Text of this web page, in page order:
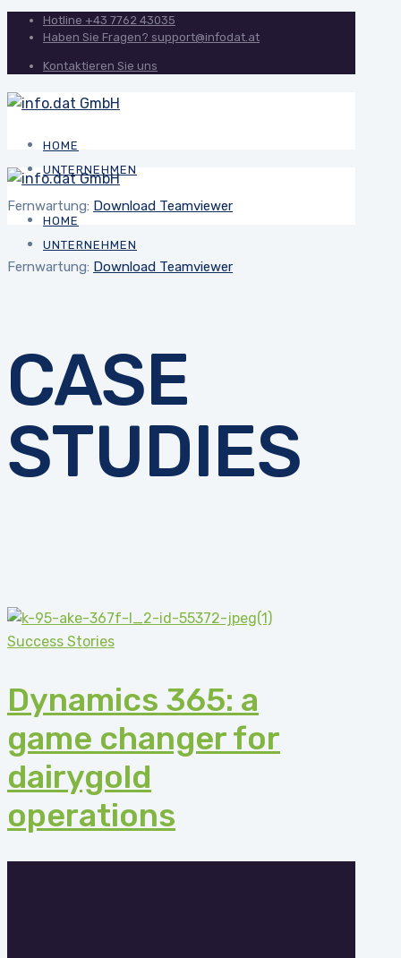
Hotline +43 7762 43035
Haben Sie Fragen? support@infodat.at
Kontaktieren Sie uns
HOME
UNTERNEHMEN
Fernwartung: Download Teamviewer
HOME
UNTERNEHMEN
Fernwartung: Download Teamviewer
CASE
STUDIES
Success Stories
Dynamics 365: a
game changer for
dairygold
operations